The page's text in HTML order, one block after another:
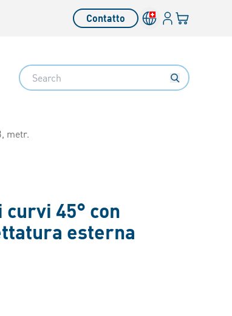
Contatto LoginIl tuo carrello
Search
metr.
curvi 45° con
esterna